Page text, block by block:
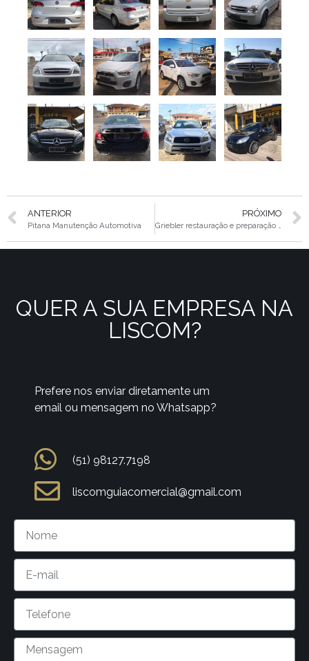
ANTERIOR
Pitana Manutenção Automotiva
PRÓXIMO
Griebler restauração e preparação automotiva
QUER A SUA EMPRESA NA
LISCOM?
Prefere nos enviar diretamente um
email ou mensagem no Whatsapp?
(51) 98127.7198
liscomguiacomercial@gmail.com